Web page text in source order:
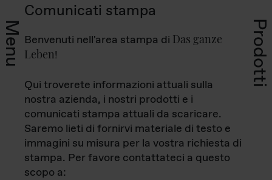
Menu Prodotti
Comunicati stampa
Benvenuti nell'area stampa di Das ganze
Leben!
Qui troverete informazioni attuali sulla
nostra azienda, i nostri prodotti e i
comunicati stampa attuali da scaricare.
Saremo lieti di fornirvi materiale di testo e
immagini su misura per la vostra richiesta di
stampa. Per favore contattateci a questo
scopo a: